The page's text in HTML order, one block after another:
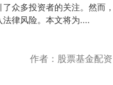
众多投资者的关注。然而，
律风险。本文将为....
作者：股票基金配资